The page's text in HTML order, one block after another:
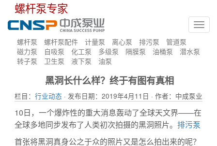
螺杆泵专家
螺杆泵 螺杆泵配件 计量泵 离心泵 排污泵
管道泵
磁力泵
自吸泵 化工泵 多级泵 隔膜泵 油桶泵
潜水泵
转子泵
卫生泵 液下泵 油泵
黑洞长什么样？终于有图有真相
栏目： 行业动态 · 发布日期：2019年4月11日 · 作者：中成泵业
10日，一个爆炸性的重大消息轰动了全球天文界——在
全球多地同步发布了人类初次拍摄的黑洞照片。 排污泵
首张将黑洞真身公之于众的照片又是怎么拍出来的呢？